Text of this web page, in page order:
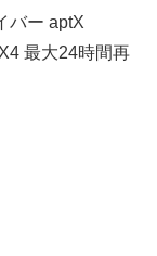
バー aptX
最大24時間再